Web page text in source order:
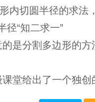
内切圆半径的求法
径“知二求一”
是分割多边形的方
堂给出了一个独创